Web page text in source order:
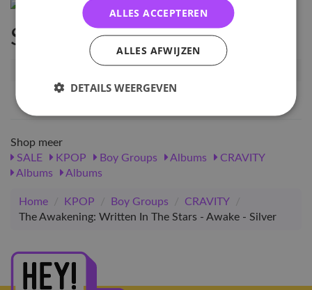
Specificaties
EAN nummer
1000000108507
Shop meer
SALE
KPOP Boy Groups Albums
CRAVITY
Albums
Albums
Home / KPOP / Boy Groups / CRAVITY
/
The Awakening: Written In The Stars - Awake - Silver
ALLES ACCEPTEREN
ALLES AFWIJZEN
DETAILS WEERGEVEN